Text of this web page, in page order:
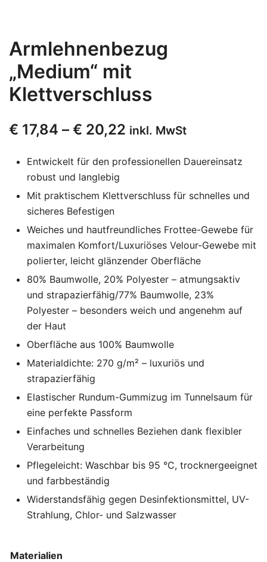
Armlehnenbezug
„Medium“ mit
Klettverschluss
€ 17,84 – € 20,22 inkl. MwSt
Entwickelt für den professionellen Dauereinsatz
robust und langlebig
Mit praktischem Klettverschluss für schnelles und
sicheres Befestigen
Weiches und hautfreundliches Frottee-Gewebe für
maximalen Komfort/Luxuriöses Velour-Gewebe mit
polierter, leicht glänzender Oberfläche
80% Baumwolle, 20% Polyester – atmungsaktiv
und strapazierfähig/77% Baumwolle, 23%
Polyester – besonders weich und angenehm auf
der Haut
Oberfläche aus 100% Baumwolle
Materialdichte: 270 g/m² – luxuriös und
strapazierfähig
Elastischer Rundum-Gummizug im Tunnelsaum für
eine perfekte Passform
Einfaches und schnelles Beziehen dank flexibler
Verarbeitung
Pflegeleicht: Waschbar bis 95 °C, trocknergeeignet
und farbbeständig
Widerstandsfähig gegen Desinfektionsmittel, UV-
Strahlung, Chlor- und Salzwasser
Materialien